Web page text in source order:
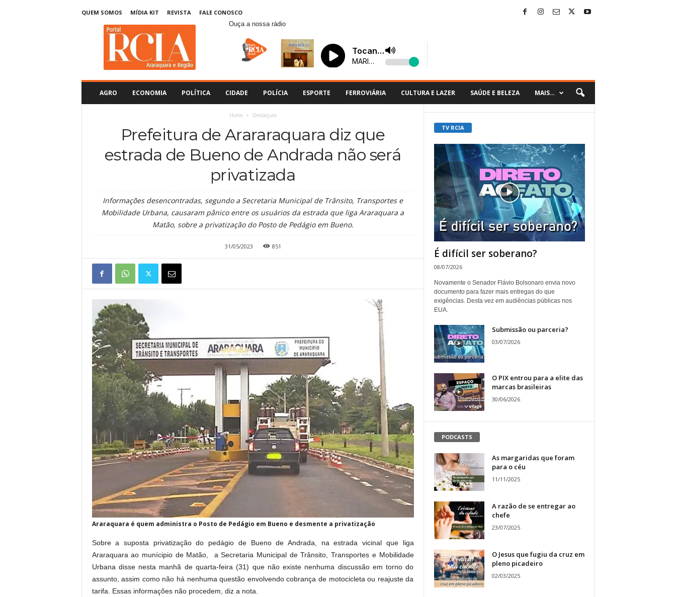
QUEM SOMOS MÍDIA KIT REVISTA
FALE CONOSCO
Ouça a nossa rádio
AGRO ECONOMIA POLÍTICA CIDADE POLÍCIA ESPORTE FERROVIÁRIA CULTURA E LAZER SAÚDE E BELEZA MAIS…
Home Destaques
Prefeitura de Arararaquara diz que
estrada de Bueno de Andrada não será
privatizada
Informações desencontradas, segundo a Secretaria Municipal de Trânsito, Transportes e
Mobilidade Urbana, causaram pânico entre os usuários da estrada que liga Araraquara a
Matão, sobre a privatização do Posto de Pedágio em Bueno.
31/05/2023 851
Araraquara é quem administra o Posto de Pedágio em Bueno e desmente a privatização
Sobre a suposta privatização do pedágio de Bueno de Andrada, na estrada vicinal que liga
Araraquara ao munícipio de Matão, a Secretaria Municipal de Trânsito, Transportes e Mobilidade
Urbana disse nesta manhã de quarta-feira (31) que não existe nenhuma discussão em torno do
assunto, assim como não há nenhuma questão envolvendo cobrança de motocicleta ou reajuste da
tarifa. Essas informações não procedem, diz a nota.
TV RCIA
É difícil ser soberano?
08/07/2026
Novamente o Senador Flávio Bolsonaro envia novo
documento para fazer mais entregas do que
exigências. Desta vez em audiências públicas nos
EUA.
Submissão ou parceria?
03/07/2026
O PIX entrou para a elite das
marcas brasileiras
30/06/2026
PODCASTS
As margaridas que foram
para o céu
11/11/2025
A razão de se entregar ao
chefe
23/07/2025
O Jesus que fugiu da cruz em
pleno picadeiro
02/03/2025